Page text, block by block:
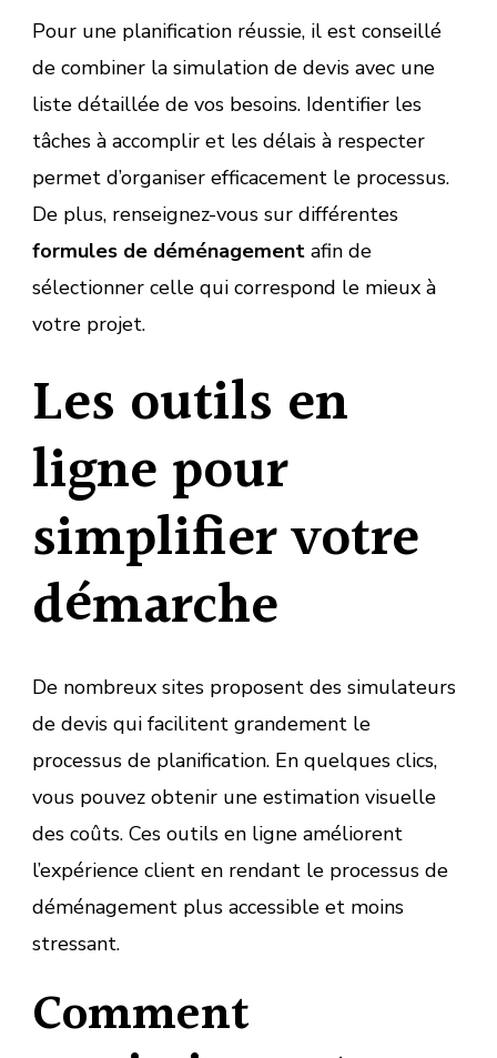
Pour une planification réussie, il est conseillé
de combiner la simulation de devis avec une
liste détaillée de vos besoins. Identifier les
tâches à accomplir et les délais à respecter
permet d’organiser efficacement le processus.
De plus, renseignez-vous sur différentes
formules de déménagement afin de
sélectionner celle qui correspond le mieux à
votre projet.
Les outils en
ligne pour
simplifier votre
démarche
De nombreux sites proposent des simulateurs
de devis qui facilitent grandement le
processus de planification. En quelques clics,
vous pouvez obtenir une estimation visuelle
des coûts. Ces outils en ligne améliorent
l’expérience client en rendant le processus de
déménagement plus accessible et moins
stressant.
Comment